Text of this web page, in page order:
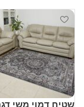
שטיח דמוי משי